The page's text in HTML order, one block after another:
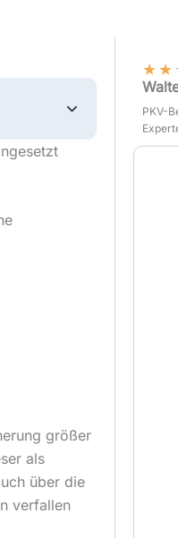
größer
als
über die
verfallen
★★
PKV-